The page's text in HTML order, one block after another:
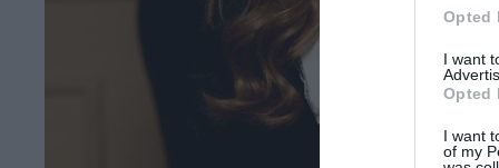
Opted
I want
Opted
I want
of my